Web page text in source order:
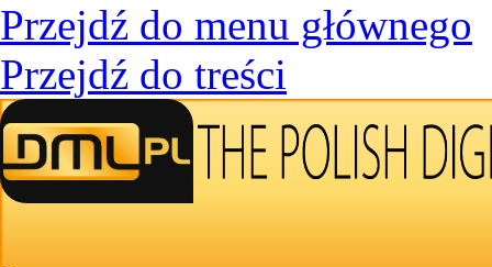
Przejdź do menu głównego
Przejdź do treści